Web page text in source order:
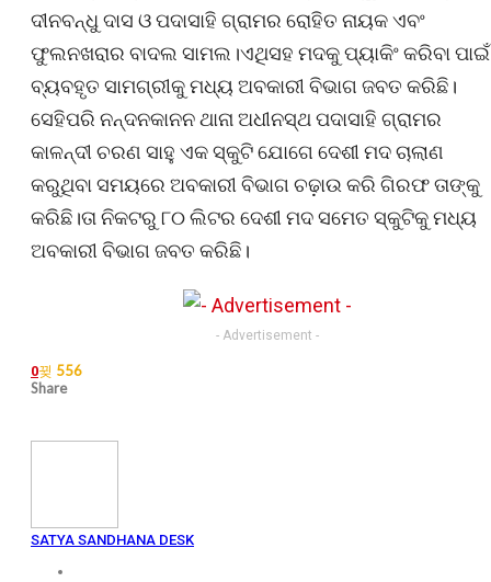
ଦୀନବନ୍ଧୁ ଦାସ ଓ ପଦାସାହି ଗ୍ରାମର ରୋହିତ ନାୟକ ଏବଂ
ଫୁଲନଖରାର ବାଦଲ ସାମଲ।ଏଥିସହ ମଦକୁ ପ୍ୟାକିଂ କରିବା ପାଇଁ
ବ୍ୟବହୃତ ସାମଗ୍ରୀକୁ ମଧ୍ୟ ଅବକାରୀ ବିଭାଗ ଜବତ କରିଛି।
ସେହିପରି ନନ୍ଦନକାନନ ଥାନା ଅଧୀନସ୍ଥ ପଦାସାହି ଗ୍ରାମର
କାଳନ୍ଦୀ ଚରଣ ସାହୁ ଏକ ସ୍କୁଟି ଯୋଗେ ଦେଶୀ ମଦ ଚାଲାଣ
କରୁଥିବା ସମୟରେ ଅବକାରୀ ବିଭାଗ ଚଢ଼ାଉ କରି ଗିରଫ ତାଙ୍କୁ
କରିଛି।ତା ନିକଟରୁ ୮୦ ଲିଟର ଦେଶୀ ମଦ ସମେତ ସ୍କୁଟିକୁ ମଧ୍ୟ
ଅବକାରୀ ବିଭାଗ ଜବତ କରିଛି।
- Advertisement -
0
556
Share
SATYA SANDHANA DESK